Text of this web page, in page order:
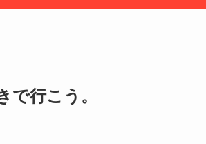
で行こう。